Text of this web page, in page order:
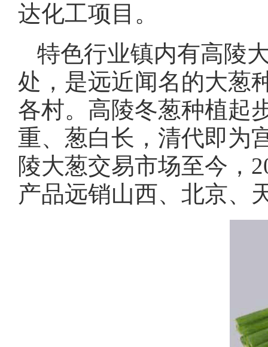
达化工项目。
特色行业镇内有高陵
处，是远近闻名的大葱
各村。高陵冬葱种植起
重、葱白长，清代即为
陵大葱交易市场至今，
产品远销山西、北京、